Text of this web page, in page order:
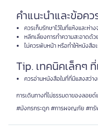
คำแนะนำและข้อคว
ควรเก็บรักษาไว้ในที่แห้งและห่า
หลีกเลี่ยงการทำความสะอาดด้ว
ไม่ควรพับหน้า หรือทำให้หนังสือ
Tip. เทคนิคเล็กๆ
ควรอ่านหนังสือในที่ที่มีแสงสว่
การเดินทางที่ไม่ธรรมดาของลอย
#มังกรกระดูก #การผจญภัย #ท